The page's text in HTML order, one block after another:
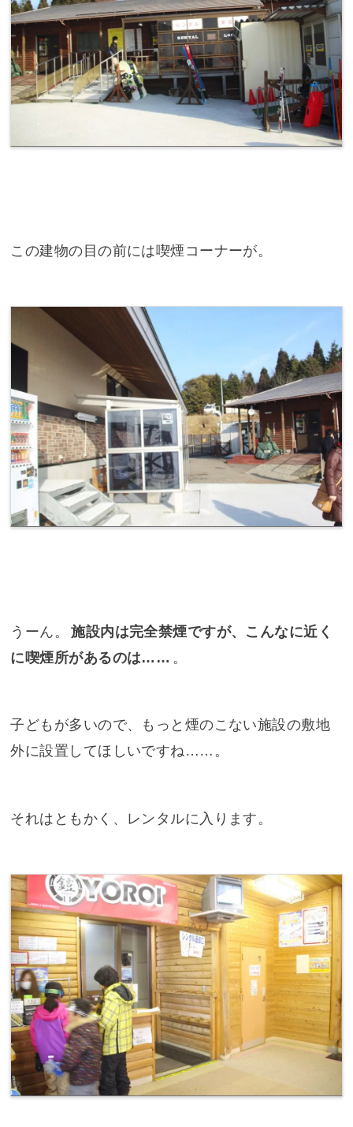
この建物の目の前には喫煙コーナーが。
うーん。
施設内は完全禁煙ですが、こんなに近く
に喫煙所があるのは…… 。
子どもが多いので、もっと煙のこない施設の敷地
外に設置してほしいですね……。
それはともかく、レンタルに入ります。